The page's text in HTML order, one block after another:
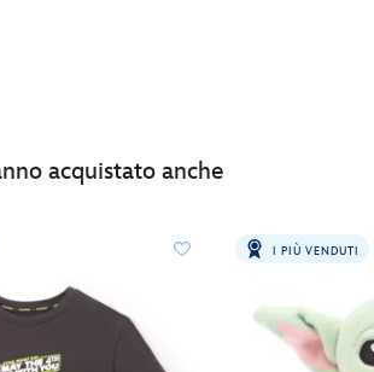
acquistato anche
I PIÙ VENDUTI